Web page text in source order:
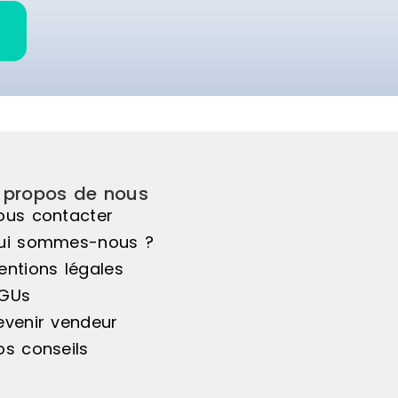
uniquement
inégalités y
etc. Marque :
de nous
contacter
sommes-nous ?
légales
vendeur
conseils